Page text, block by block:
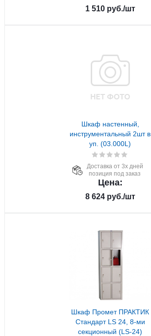
1 510руб./шт
Шкаф настенный,
инструментальный 2шт в
уп. (03.000L)
Доставка от 3х дней
позиция под заказ
Цена:
8 624руб./шт
Шкаф Промет ПРАКТИК
Стандарт LS 24, 8-ми
секционный (LS-24)